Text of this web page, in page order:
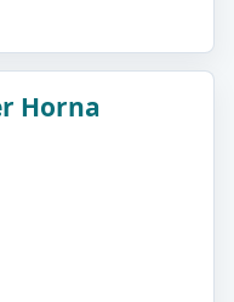
Horna